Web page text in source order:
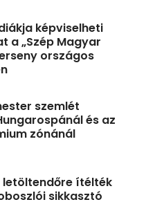
képviselheti
a „Szép Magyar
országos
szemlét
és az
zónánál
letöltendőre ítélték
sikkasztó